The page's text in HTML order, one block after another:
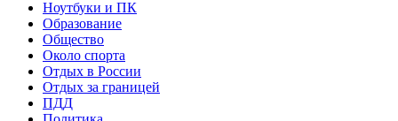
Ноутбуки и ПК
Образование
Общество
Около спорта
Отдых в России
Отдых за границей
ПДД